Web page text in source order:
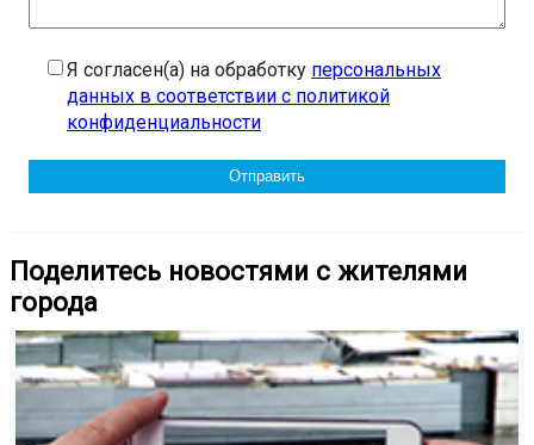
Я согласен(а) на обработку персональных
данных в соответствии с политикой
конфиденциальности
Поделитесь новостями с жителями
города